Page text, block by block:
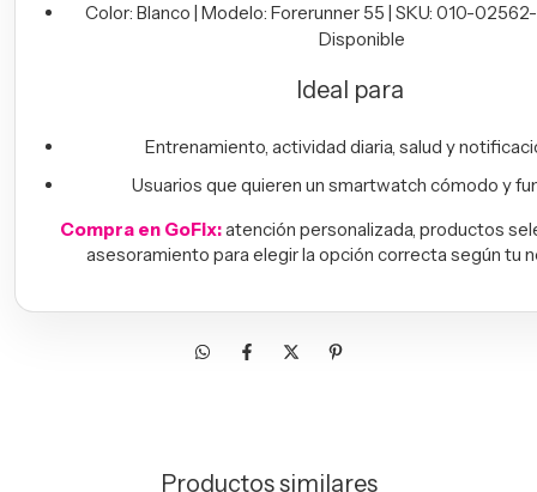
Color: Blanco | Modelo: Forerunner 55 | SKU: 010-
Disponible
Ideal para
Entrenamiento, actividad diaria, salud y
Usuarios que quieren un smartwatch cómodo y
Compra en GoFix:atención personalizada, productos
asesoramiento para elegir la opción correcta según tu
Productos similares